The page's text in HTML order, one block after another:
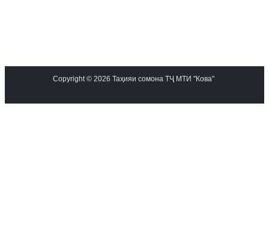
Copyright © 2026 Таҳияи сомона ТҶ МТИ "Кова"